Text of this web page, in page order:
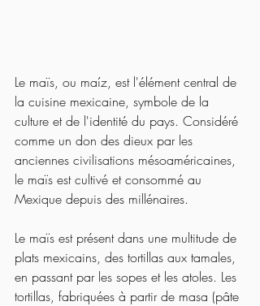
Le maïs, ou maíz, est l'élément central de
la cuisine mexicaine, symbole de la
culture et de l'identité du pays. Considéré
comme un don des dieux par les
anciennes civilisations mésoaméricaines,
le maïs est cultivé et consommé au
Mexique depuis des millénaires.
Le maïs est présent dans une multitude de
plats mexicains, des tortillas aux tamales,
en passant par les sopes et les atoles. Les
tortillas, fabriquées à partir de masa (pâte